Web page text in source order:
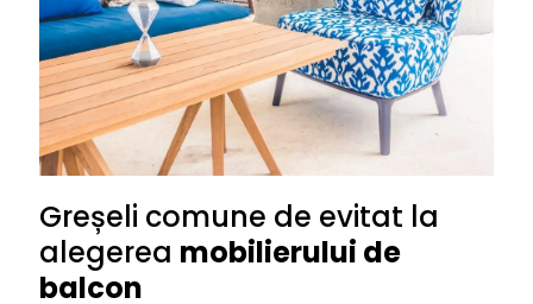
Greșeli comune de evitat la
alegerea mobilierului de
balcon